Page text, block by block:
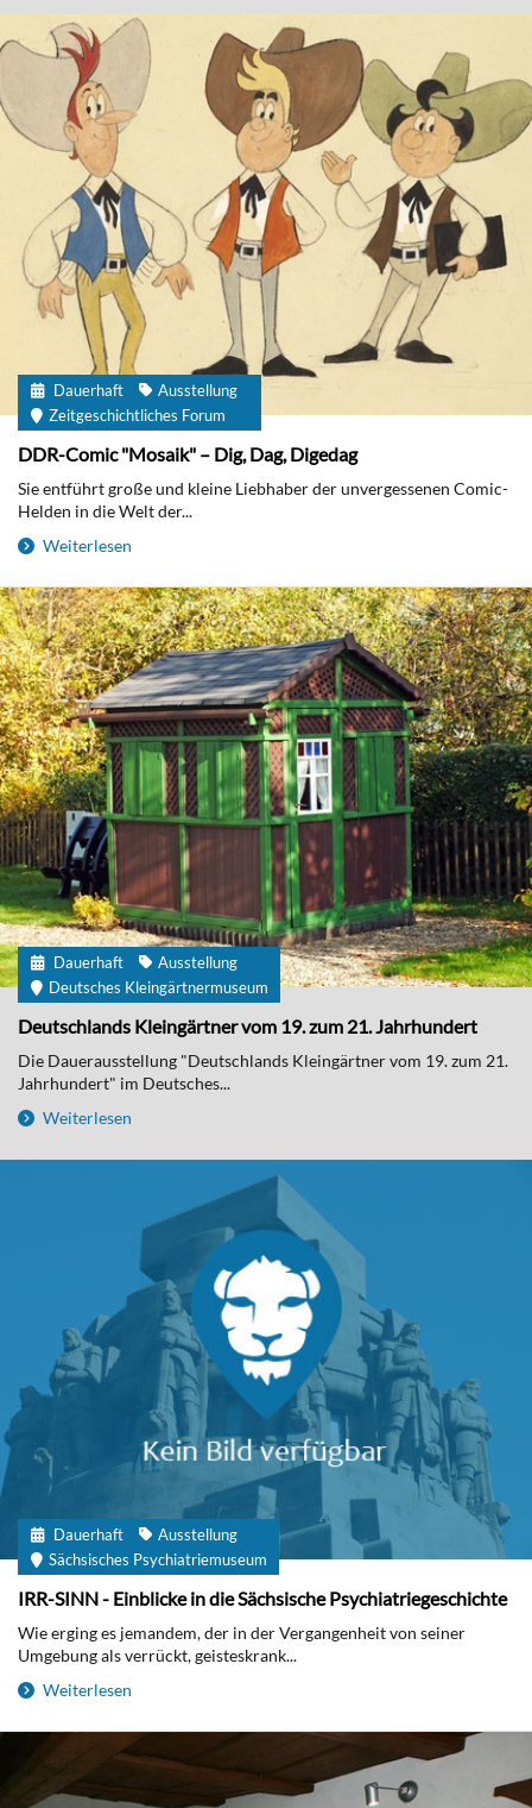
Dauerhaft
Ausstellung
Zeitgeschichtliches Forum
DDR-Comic "Mosaik" – Dig, Dag, Digedag
Sie entführt große und kleine Liebhaber der unvergessenen Comic-
Helden in die Welt der...
Weiterlesen
Dauerhaft
Ausstellung
Deutsches Kleingärtnermuseum
Deutschlands Kleingärtner vom 19. zum 21. Jahrhundert
Die Dauerausstellung "Deutschlands Kleingärtner vom 19. zum 21.
Jahrhundert" im Deutsches...
Weiterlesen
Dauerhaft
Ausstellung
Sächsisches Psychiatriemuseum
IRR-SINN - Einblicke in die Sächsische Psychiatriegeschichte
Wie erging es jemandem, der in der Vergangenheit von seiner
Umgebung als verrückt, geisteskrank...
Weiterlesen